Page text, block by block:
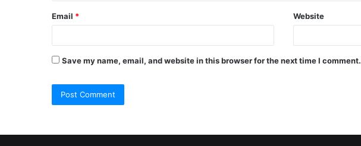
Email * Website
Save my name, email, and website in this browser for the next time I comment.